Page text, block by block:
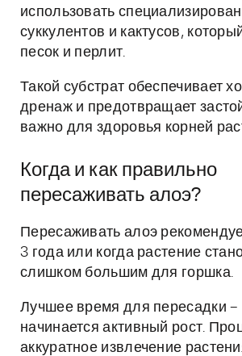
использовать
суккулентов и кактусов,
песок и перлит.
Такой субстрат обеспечивает
дренаж и предотвращает
важно для здоровья корней
Когда и как правильно
пересаживать алоэ?
Пересаживать алоэ
3 года или когда растение
слишком большим для горшка.
Лучшее время для пересадки –
начинается активный рост.
аккуратное извлечение